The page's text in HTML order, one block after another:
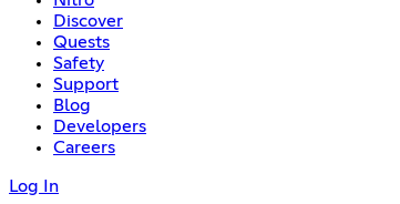
Discover
Quests
Safety
Support
Blog
Developers
Careers
Log In